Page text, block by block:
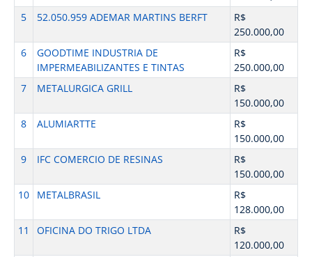
5
52.050.959 ADEMAR MARTINS BERFT
R$
250.000,00
6
GOODTIME INDUSTRIA DE
IMPERMEABILIZANTES E TINTAS
R$
250.000,00
7
METALURGICA GRILL
R$
150.000,00
8
ALUMIARTTE
R$
150.000,00
9
IFC COMERCIO DE RESINAS
R$
150.000,00
10
METALBRASIL
R$
128.000,00
11
OFICINA DO TRIGO LTDA
R$
120.000,00